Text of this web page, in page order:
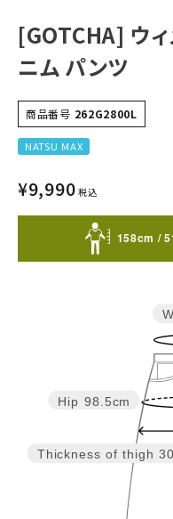
[GOTCHA] ウィ
ニム パンツ
商品番号 262G2800L
NATSU MAX
¥9,990 税込
158cm /
Thickness of thigh
Hip 98.5cm